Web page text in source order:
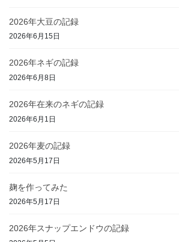
2026年大豆の記録
2026年6月15日
2026年ネギの記録
2026年6月8日
2026年在来のネギの記録
2026年6月1日
2026年麦の記録
2026年5月17日
麹を作ってみた
2026年5月17日
2026年スナップエンドウの記録